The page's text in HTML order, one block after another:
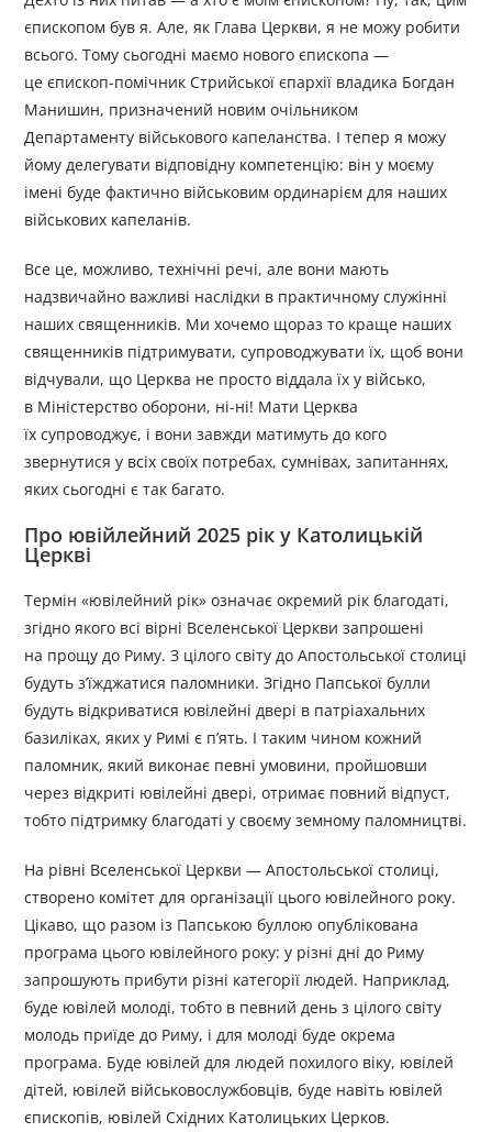
єпископом був я. Але, як Глава Церкви, я не можу робити
всього. Тому сьогодні маємо нового єпископа —
це єпископ-помічник Стрийської єпархії владика Богдан
Манишин, призначений новим очільником
Департаменту військового капеланства. І тепер я можу
йому делегувати відповідну компетенцію: він у моєму
імені буде фактично військовим ординарієм для наших
військових капеланів.
Все це, можливо, технічні речі, але вони мають
надзвичайно важливі наслідки в практичному служінні
наших священників. Ми хочемо щораз то краще наших
священників підтримувати, супроводжувати їх, щоб вони
відчували, що Церква не просто віддала їх у військо,
в Міністерство оборони, ні-ні! Мати Церква
їх супроводжує, і вони завжди матимуть до кого
звернутися у всіх своїх потребах, сумнівах, запитаннях,
яких сьогодні є так багато.
Про ювійлейний 2025 рік у Католицькій
Церкві
Термін «ювілейний рік» означає окремий рік благодаті,
згідно якого всі вірні Вселенської Церкви запрошені
на прощу до Риму. З цілого світу до Апостольської столиці
будуть з’їжджатися паломники. Згідно Папської булли
будуть відкриватися ювілейні двері в патріахальних
базиліках, яких у Римі є п’ять. І таким чином кожний
паломник, який виконає певні умовини, пройшовши
через відкриті ювілейні двері, отримає повний відпуст,
тобто підтримку благодаті у своєму земному паломництві.
На рівні Вселенської Церкви — Апостольської столиці,
створено комітет для організації цього ювілейного року.
Цікаво, що разом із Папською буллою опублікована
програма цього ювілейного року: у різні дні до Риму
запрошують прибути різні категорії людей. Наприклад,
буде ювілей молоді, тобто в певний день з цілого світу
молодь приїде до Риму, і для молоді буде окрема
програма. Буде ювілей для людей похилого віку, ювілей
дітей, ювілей військовослужбовців, буде навіть ювілей
єпископів, ювілей Східних Католицьких Церков.